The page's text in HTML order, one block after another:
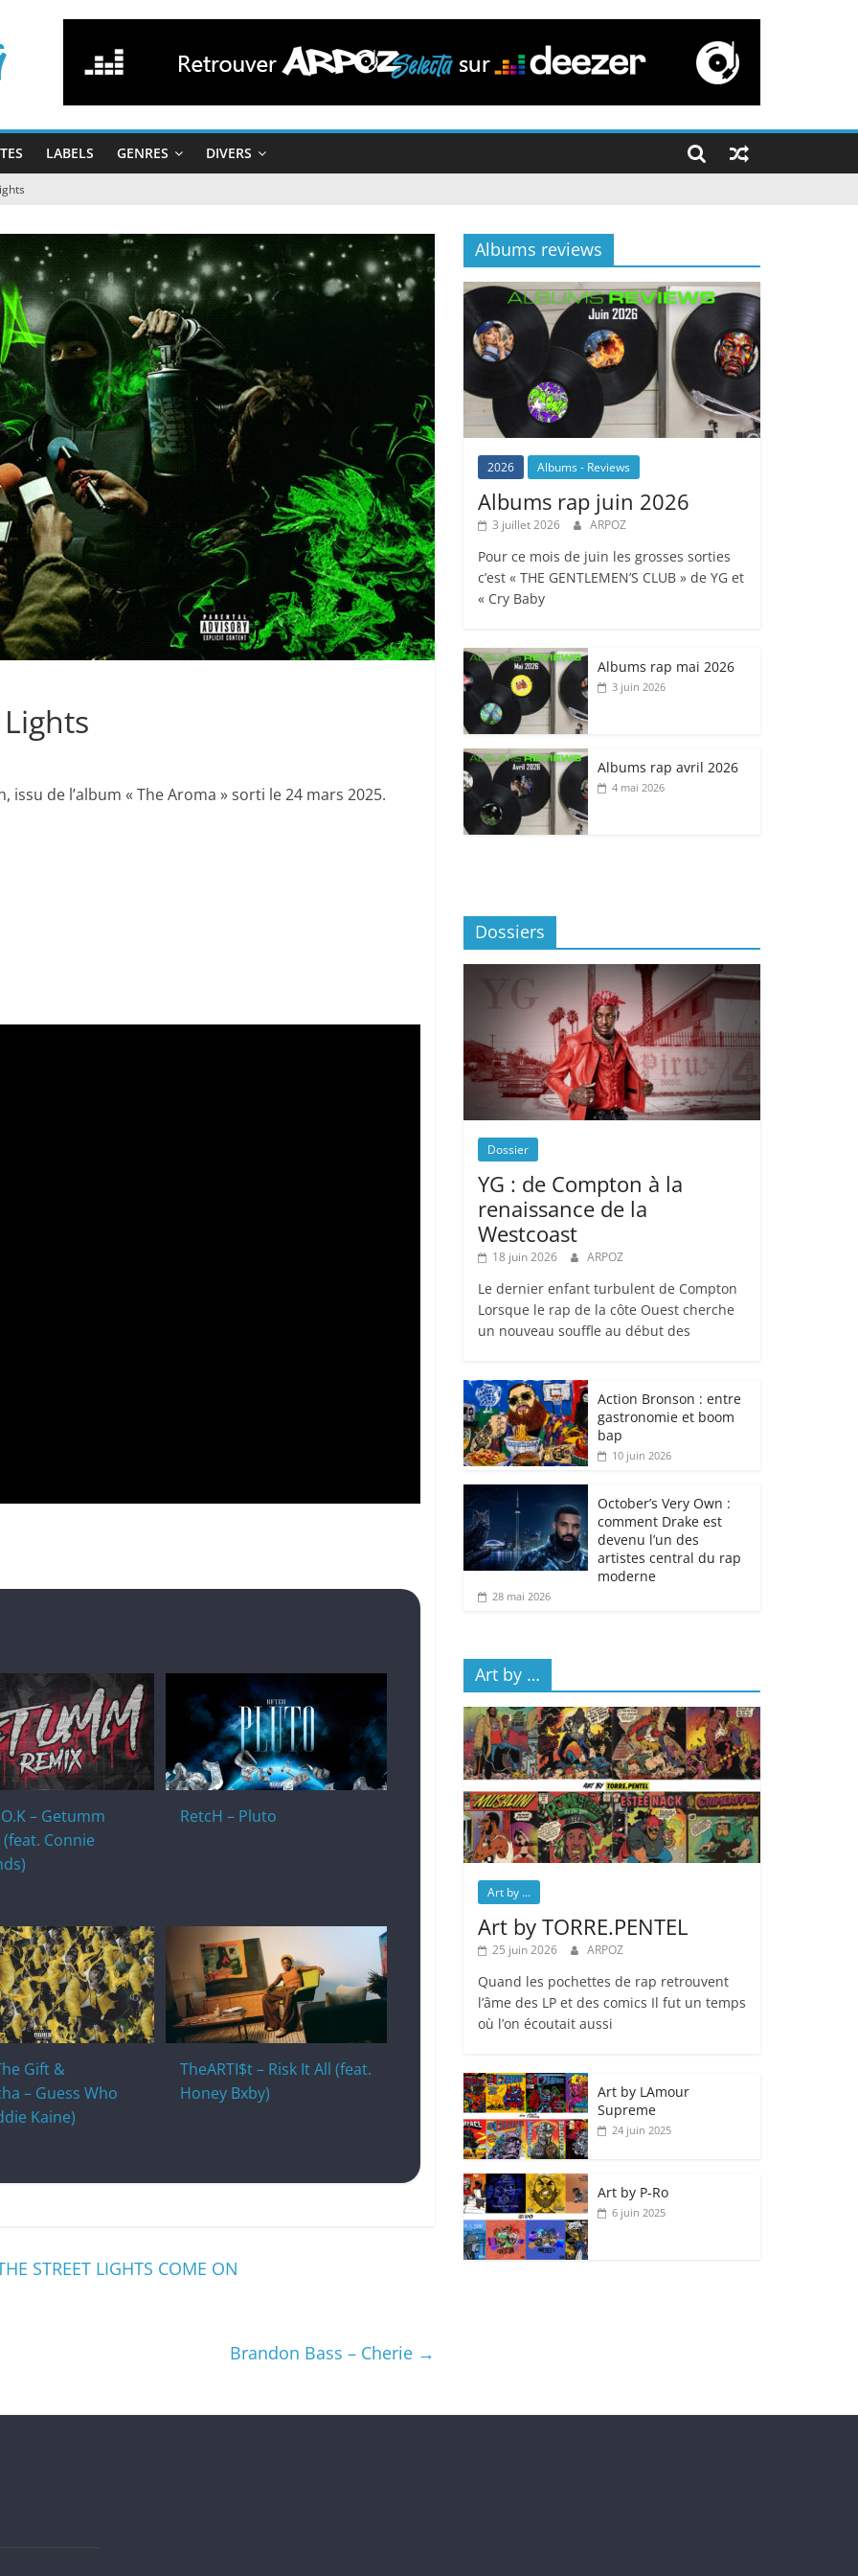
LABELS GENRES DIVERS
de l’album « The Aroma » sorti le 24 mars 2025.
– Getumm
Connie
RetcH – Pluto
Gift &
– Guess Who
Kaine)
TheARTI$t – Risk It All (feat.
Honey Bxby)
STREET LIGHTS COME ON
Brandon Bass – Cherie →
Albums reviews
2026 Albums - Reviews
Albums rap juin 2026
3 juillet 2026 ARPOZ
Pour ce mois de juin les grosses sorties
c’est « THE GENTLEMEN’S CLUB » de YG et
« Cry Baby
Albums rap mai 2026
3 juin 2026
Albums rap avril 2026
4 mai 2026
Dossiers
Dossier
YG : de Compton à la
renaissance de la
Westcoast
18 juin 2026 ARPOZ
Le dernier enfant turbulent de Compton
Lorsque le rap de la côte Ouest cherche
un nouveau souffle au début des
Action Bronson : entre
gastronomie et boom
bap
10 juin 2026
October’s Very Own :
comment Drake est
devenu l’un des
artistes central du rap
moderne
28 mai 2026
Art by …
Art by ...
Art by TORRE.PENTEL
25 juin 2026 ARPOZ
Quand les pochettes de rap retrouvent
l’âme des LP et des comics Il fut un temps
où l’on écoutait aussi
Art by LAmour
Supreme
24 juin 2025
Art by P‑Ro
6 juin 2025